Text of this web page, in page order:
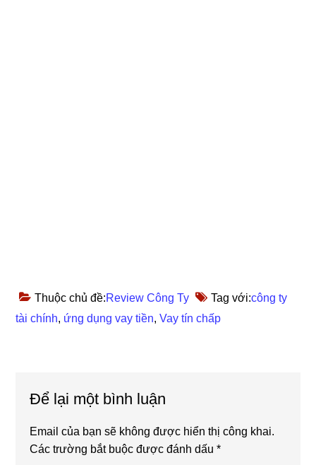
Thuộc chủ đề:Review Công Ty Tag với:công ty
tài chính, ứng dụng vay tiền,Vay tín chấp
Interactions
Để lại một bình luận
Email của bạn sẽ không được hiển thị công khai.
Các trường bắt buộc được đánh dấu*